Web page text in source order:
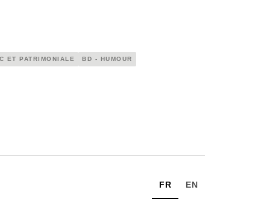
ET PATRIMONIALE BD - HUMOUR
FR EN